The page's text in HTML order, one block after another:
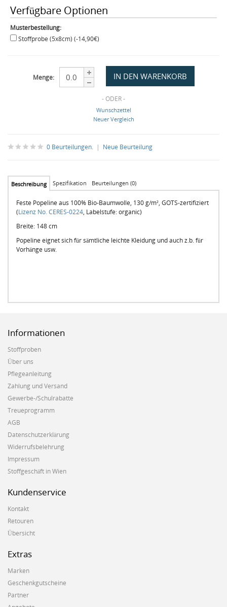
Verfügbare Optionen
Musterbestellung:
Stoffprobe (5x8cm) (-14,90€)
Menge:
- ODER -
Wunschzettel
Neuer Vergleich
0 Beurteilungen. | Neue Beurteilung
Beschreibung Spezifikation Beurteilungen (0)
Feste Popeline aus 100% Bio-Baumwolle, 130 g/m², GOTS-zertifiziert
(Lizenz No. CERES-0224, Labelstufe: organic)
Breite: 148 cm
Popeline eignet sich für sämtliche leichte Kleidung und auch z.b. für
Vorhänge usw.
Informationen
Stoffproben
Über uns
Pflegeanleitung
Zahlung und Versand
Gewerbe-/Schulrabatte
Treueprogramm
AGB
Datenschutzerklärung
Widerrufsbelehrung
Impressum
Stoffgeschäft in Wien
Kundenservice
Kontakt
Retouren
Übersicht
Extras
Marken
Geschenkgutscheine
Partner